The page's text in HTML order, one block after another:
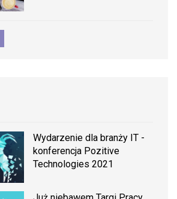
Wydarzenie dla branży IT -
konferencja Pozitive
Technologies 2021